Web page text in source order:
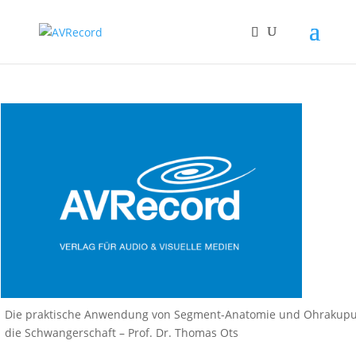
Die praktische Anwendung von Segment-Anatomie und
die Schwangerschaft – Prof. Dr. Thomas Ots